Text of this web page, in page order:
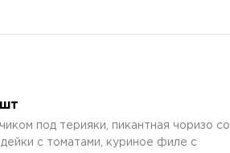
под терияки, пикантная чоризо со
с томатами, куриное филе с